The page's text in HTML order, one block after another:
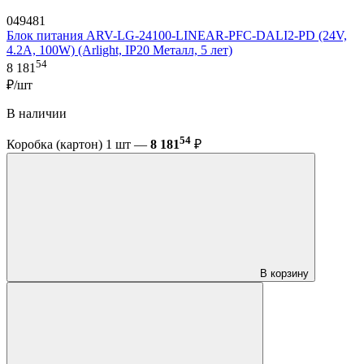
049481
Блок питания ARV-LG-24100-LINEAR-PFC-DALI2-PD (24V,
4.2A, 100W) (Arlight, IP20 Металл, 5 лет)
8 181 54
₽/шт
В наличии
Коробка (картон) 1 шт — 8 18154 ₽
В корзину